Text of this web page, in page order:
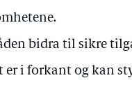
bidra til sikre
i forkant og kan